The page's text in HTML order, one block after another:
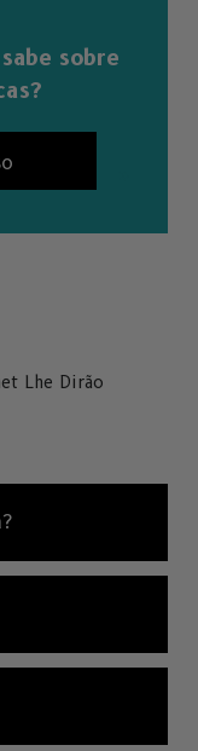
sobre
Lhe Dirão